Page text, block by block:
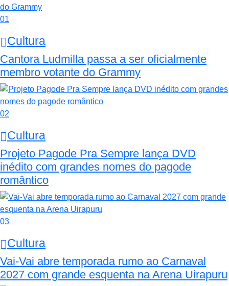
01
Cultura
Cantora Ludmilla passa a ser oficialmente
membro votante do Grammy
02
Cultura
Projeto Pagode Pra Sempre lança DVD
inédito com grandes nomes do pagode
romântico
03
Cultura
Vai-Vai abre temporada rumo ao Carnaval
2027 com grande esquenta na Arena Uirapuru